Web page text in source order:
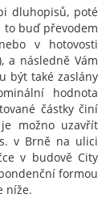
dluhopisů, poté
buď převodem
v hotovosti
a následně Vám
být také zaslány
hodnota
částky činí
možno uzavřít
v Brně na ulici
v budově City
formou
níže.